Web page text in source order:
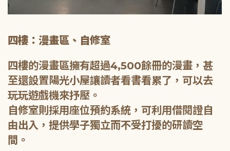
四樓：漫畫區、自修室
四樓的漫畫區擁有超過4,500餘冊的漫畫，甚
至還設置陽光小屋讓讀者看書看累了，可以去
玩玩遊戲機來抒壓。
自修室則採用座位預約系統，可利用借閱證自
由出入，提供學子獨立而不受打擾的研讀空
間。